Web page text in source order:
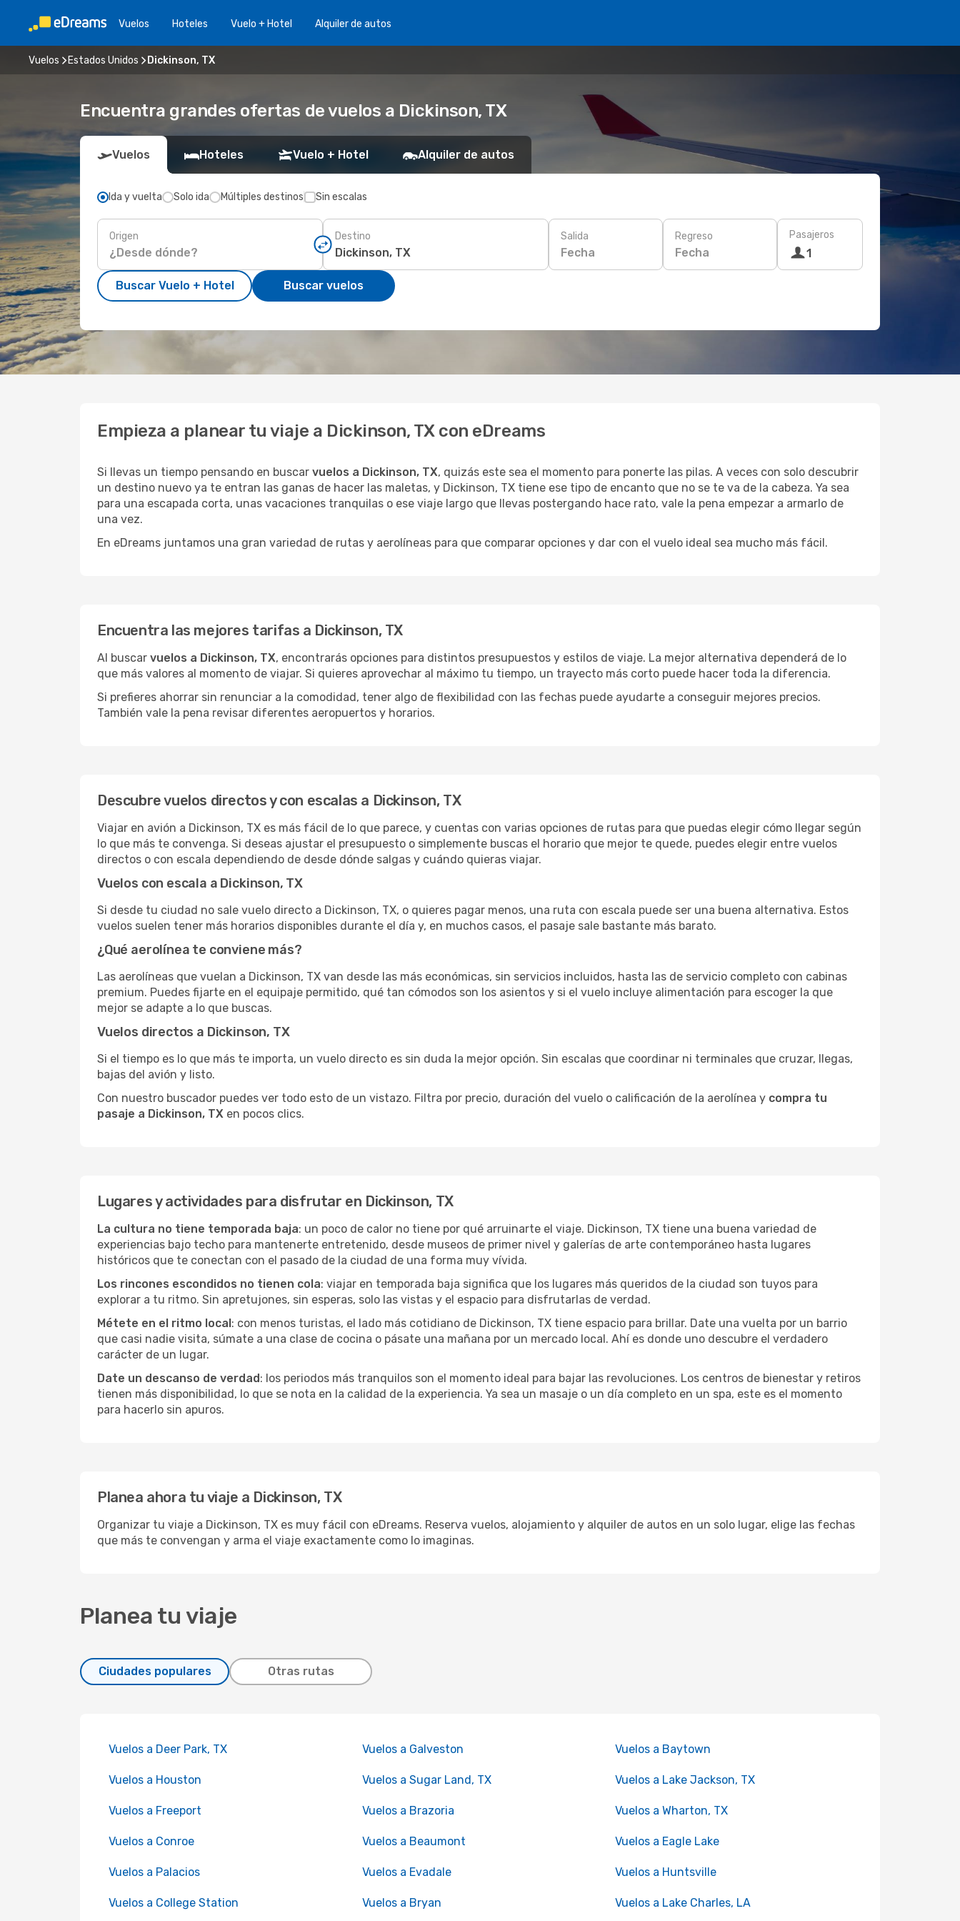
Vuelos Hoteles Vuelo + Hotel Alquiler de autos
Vuelos Estados Unidos Dickinson, TX
Encuentra grandes ofertas de vuelos a Dickinson, TX
Vuelos Hoteles Vuelo + Hotel Alquiler de autos
Ida y vuelta Solo ida Múltiples destinos Sin escalas
Origen Destino Salida
Fecha
Regreso
Fecha
Pasajeros
1
Buscar Vuelo + Hotel Buscar vuelos
Empieza a planear tu viaje a Dickinson, TX con eDreams
Si llevas un tiempo pensando en buscar vuelos a Dickinson, TX, quizás este sea el momento para ponerte las pilas. A veces con solo descubrir
un destino nuevo ya te entran las ganas de hacer las maletas, y Dickinson, TX tiene ese tipo de encanto que no se te va de la cabeza. Ya sea
para una escapada corta, unas vacaciones tranquilas o ese viaje largo que llevas postergando hace rato, vale la pena empezar a armarlo de
una vez.
En eDreams juntamos una gran variedad de rutas y aerolíneas para que comparar opciones y dar con el vuelo ideal sea mucho más fácil.
Encuentra las mejores tarifas a Dickinson, TX
Al buscar vuelos a Dickinson, TX, encontrarás opciones para distintos presupuestos y estilos de viaje. La mejor alternativa dependerá de lo
que más valores al momento de viajar. Si quieres aprovechar al máximo tu tiempo, un trayecto más corto puede hacer toda la diferencia.
Si prefieres ahorrar sin renunciar a la comodidad, tener algo de flexibilidad con las fechas puede ayudarte a conseguir mejores precios.
También vale la pena revisar diferentes aeropuertos y horarios.
Descubre vuelos directos y con escalas a Dickinson, TX
Viajar en avión a Dickinson, TX es más fácil de lo que parece, y cuentas con varias opciones de rutas para que puedas elegir cómo llegar según
lo que más te convenga. Si deseas ajustar el presupuesto o simplemente buscas el horario que mejor te quede, puedes elegir entre vuelos
directos o con escala dependiendo de desde dónde salgas y cuándo quieras viajar.
Vuelos con escala a Dickinson, TX
Si desde tu ciudad no sale vuelo directo a Dickinson, TX, o quieres pagar menos, una ruta con escala puede ser una buena alternativa. Estos
vuelos suelen tener más horarios disponibles durante el día y, en muchos casos, el pasaje sale bastante más barato.
¿Qué aerolínea te conviene más?
Las aerolíneas que vuelan a Dickinson, TX van desde las más económicas, sin servicios incluidos, hasta las de servicio completo con cabinas
premium. Puedes fijarte en el equipaje permitido, qué tan cómodos son los asientos y si el vuelo incluye alimentación para escoger la que
mejor se adapte a lo que buscas.
Vuelos directos a Dickinson, TX
Si el tiempo es lo que más te importa, un vuelo directo es sin duda la mejor opción. Sin escalas que coordinar ni terminales que cruzar, llegas,
bajas del avión y listo.
Con nuestro buscador puedes ver todo esto de un vistazo. Filtra por precio, duración del vuelo o calificación de la aerolínea y compra tu
pasaje a Dickinson, TX en pocos clics.
Lugares y actividades para disfrutar en Dickinson, TX
La cultura no tiene temporada baja: un poco de calor no tiene por qué arruinarte el viaje. Dickinson, TX tiene una buena variedad de
experiencias bajo techo para mantenerte entretenido, desde museos de primer nivel y galerías de arte contemporáneo hasta lugares
históricos que te conectan con el pasado de la ciudad de una forma muy vívida.
Los rincones escondidos no tienen cola: viajar en temporada baja significa que los lugares más queridos de la ciudad son tuyos para
explorar a tu ritmo. Sin apretujones, sin esperas, solo las vistas y el espacio para disfrutarlas de verdad.
Métete en el ritmo local: con menos turistas, el lado más cotidiano de Dickinson, TX tiene espacio para brillar. Date una vuelta por un barrio
que casi nadie visita, súmate a una clase de cocina o pásate una mañana por un mercado local. Ahí es donde uno descubre el verdadero
carácter de un lugar.
Date un descanso de verdad: los periodos más tranquilos son el momento ideal para bajar las revoluciones. Los centros de bienestar y retiros
tienen más disponibilidad, lo que se nota en la calidad de la experiencia. Ya sea un masaje o un día completo en un spa, este es el momento
para hacerlo sin apuros.
Planea ahora tu viaje a Dickinson, TX
Organizar tu viaje a Dickinson, TX es muy fácil con eDreams. Reserva vuelos, alojamiento y alquiler de autos en un solo lugar, elige las fechas
que más te convengan y arma el viaje exactamente como lo imaginas.
Planea tu viaje
Ciudades populares Otras rutas
Vuelos a Deer Park, TX Vuelos a Galveston Vuelos a Baytown
Vuelos a Houston Vuelos a Sugar Land, TX Vuelos a Lake Jackson, TX
Vuelos a Freeport Vuelos a Brazoria Vuelos a Wharton, TX
Vuelos a Conroe Vuelos a Beaumont Vuelos a Eagle Lake
Vuelos a Palacios Vuelos a Evadale Vuelos a Huntsville
Vuelos a College Station Vuelos a Bryan Vuelos a Lake Charles, LA